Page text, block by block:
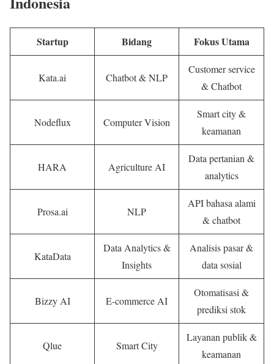
Startup Bidang Fokus Utama
Kata.ai Chatbot & NLP
Customer service
& Chatbot
Nodeflux Computer Vision
Smart city &
keamanan
HARA Agriculture AI
Data pertanian &
analytics
Prosa.ai NLP
API bahasa alami
& chatbot
KataData
Data Analytics &
Insights
Analisis pasar &
data sosial
Bizzy AI E-commerce AI
Otomatisasi &
prediksi stok
Qlue Smart City
Layanan publik &
keamanan